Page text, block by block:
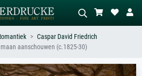
stijl – bijv.
Beschrijf de scène – bijv. groene
Caspar David Friedrich
aanschouwen (c.1825-30)